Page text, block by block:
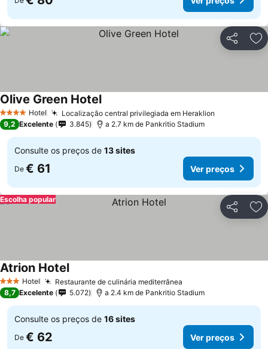
Partilhar
4 EstrelasHotel Localização central privilegiada em Heraklion
Olive Green HotelVer preços
9,2 Excelente 3.845 a 2.7 km de Pankritio Stadium
Consulte os preços de 13 sites
De € 61 Ver preços
Partilhar
Escolha popular
3 EstrelasHotel Restaurante de culinária mediterrânea
Atrion HotelVer preços
8,7 Excelente 5.072 a 2.4 km de Pankritio Stadium
Consulte os preços de 16 sites
De € 62 Ver preços